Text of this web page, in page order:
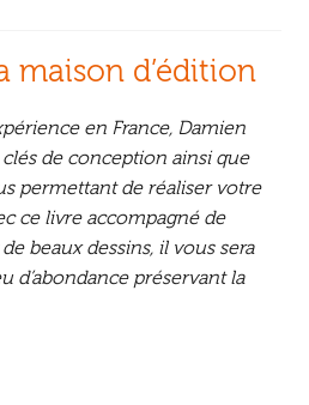
maison d’édition
en France, Damien
de conception ainsi que
permettant de réaliser votre
ce livre accompagné de
beaux dessins, il vous sera
d’abondance préservant la